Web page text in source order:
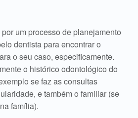
um processo de planejamento
dentista para encontrar o
o seu caso, especificamente.
o histórico odontológico do
se faz as consultas
e também o familiar (se
família).